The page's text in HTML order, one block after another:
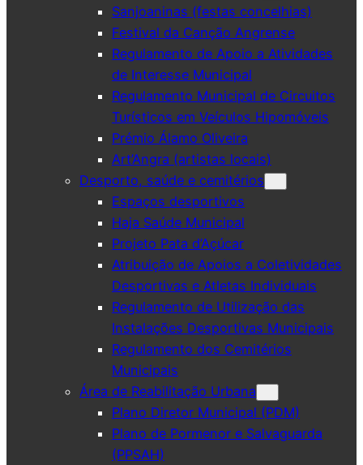
Sanjoaninas (festas concelhias)
Festival da Canção Angrense
Regulamento de Apoio a Atividades
de Interesse Municipal
Regulamento Municipal de Circuitos
Turísticos em Veículos Hipomóveis
Prémio Álamo Oliveira
Art’Angra (artistas locais)
Desporto, saúde e cemitérios
Espaços desportivos
Haja Saúde Municipal
Projeto Pata d’Açúcar
Atribuição de Apoios a Coletividades
Desportivas e Atletas Individuais
Regulamento de Utilização das
Instalações Desportivas Municipais
Regulamento dos Cemitérios
Municipais
Área de Reabilitação Urbana
Plano Diretor Municipal (PDM)
Plano de Pormenor e Salvaguarda
(PPSAH)